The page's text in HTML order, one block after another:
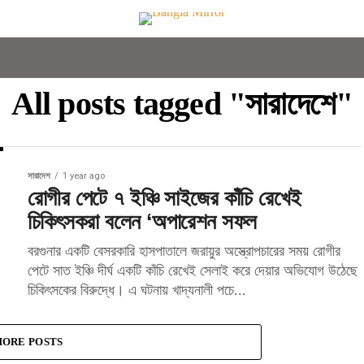
All posts tagged "সারাদেশে"
সারাদেশ 1 year ago
রোগীর পেটে ৭ ইঞ্চি সাইজের কাঁচি রেখেই
চিকিৎসকরা বলেন ‘অপারেশন সফল
বরগুনার একটি বেসরকারি হাসপাতালে জরায়ুর অস্ত্রোপচারের সময় রোগীর
পেটে সাত ইঞ্চি দীর্ঘ একটি কাঁচি রেখেই সেলাই করে দেয়ার অভিযোগ উঠেছে
চিকিৎসকের বিরুদ্ধে। এ ঘটনায় খাদ্যনালী পচে...
POSTS